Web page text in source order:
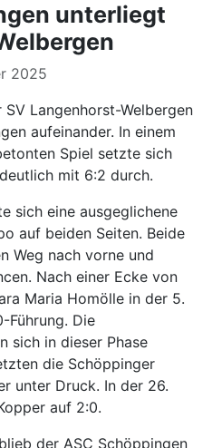
unterliegt
2025
Langenhorst-Welbergen
aufeinander. In einem
Spiel setzte sich
mit 6:2 durch.
sich eine ausgeglichene
auf beiden Seiten. Beide
Weg nach vorne und
Nach einer Ecke von
Maria Homölle in der 5.
Führung. Die
sich in dieser Phase
die Schöppinger
unter Druck. In der 26.
auf 2:0.
der ASC Schöppingen